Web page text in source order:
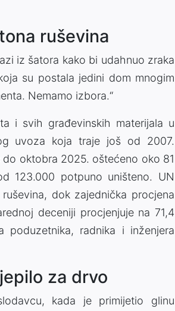
ruševina
iz šatora kako bi udahnuo zraka
su postala jedini dom mnogim
Nemamo izbora.“
i svih građevinskih materijala u
uvoza koja traje još od 2007.
oktobra 2025. oštećeno oko 81
123.000 potpuno uništeno. UN
dok zajednička procjena
deceniji procjenjuje na 71,4
poduzetnika, radnika i inženjera
za drvo
kada je primijetio glinu